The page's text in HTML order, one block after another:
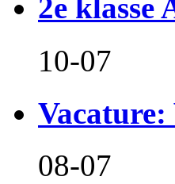
2e klasse
10-07
Vacature:
08-07